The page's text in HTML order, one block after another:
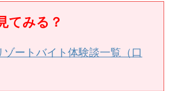
てみる？
ゾートバイト体験談一覧（口